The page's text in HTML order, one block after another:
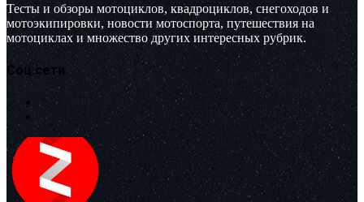
Тесты и обзоры мотоциклов, квадроциклов, снегоходов и
мотоэкипировки, новости мотоспорта, путешествия на
мотоциклах и множество других интересных рубрик.
Соц.сети